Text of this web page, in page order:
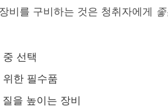
비를 구비하는 것은 청취자에게
선택
한 필수품
을 높이는 장비